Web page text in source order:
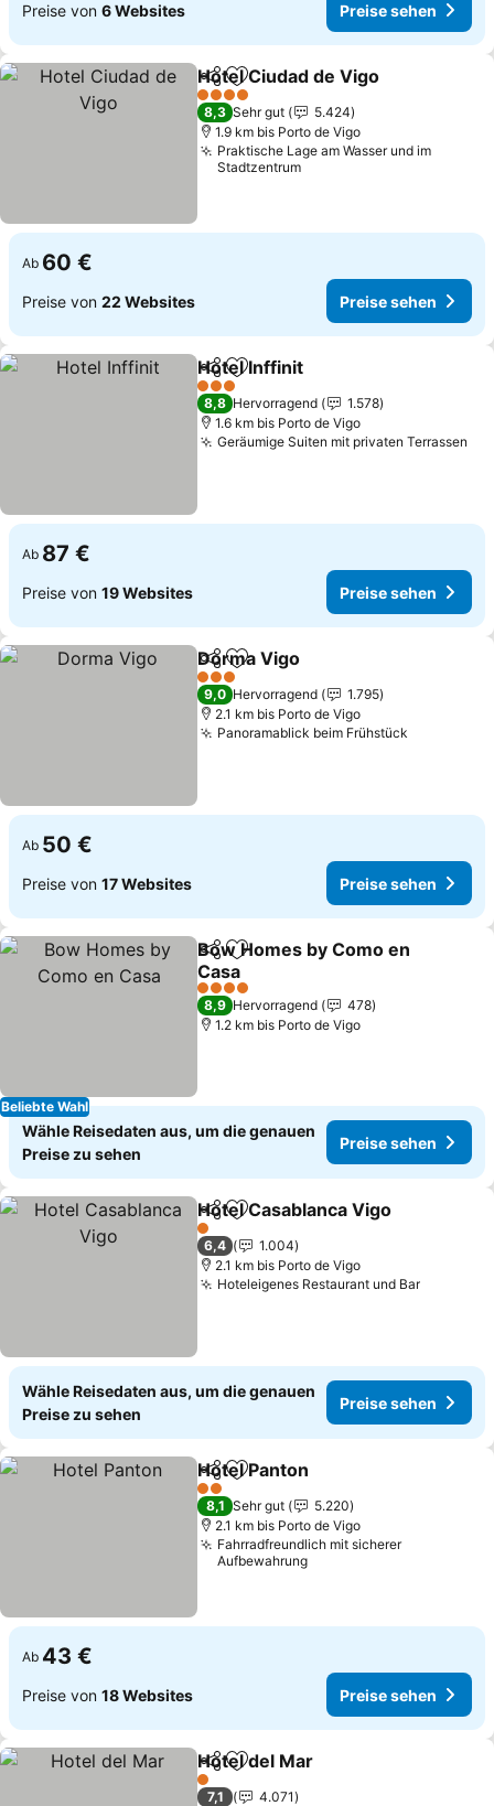
Preise von 6 Websites Preise sehen
TeilenZu Favoriten hinzufügen
Hotel Ciudad de Vigo
4 Sterne
8,3 Sehr gut
5.424
1.9 km bis Porto de Vigo
Praktische Lage am Wasser und im
Stadtzentrum
Ab 60 €
Preise von 22 Websites Preise sehen
TeilenZu Favoriten hinzufügen
Hotel Inffinit
3 Sterne
8,8 Hervorragend
1.578
1.6 km bis Porto de Vigo
Geräumige Suiten mit privaten Terrassen
Ab 87 €
Preise von 19 Websites Preise sehen
TeilenZu Favoriten hinzufügen
Dorma Vigo
3 Sterne
9,0 Hervorragend
1.795
2.1 km bis Porto de Vigo
Panoramablick beim Frühstück
Ab 50 €
Preise von 17 Websites Preise sehen
Beliebte Wahl
TeilenZu Favoriten hinzufügen
Bow Homes by Como en
Casa
4 Sterne
8,9 Hervorragend
478
1.2 km bis Porto de Vigo
Wähle Reisedaten aus, um die genauen
Preise zu sehen
Preise sehen
TeilenZu Favoriten hinzufügen
Hotel Casablanca Vigo
1 Sterne
6,4
1.004
2.1 km bis Porto de Vigo
Hoteleigenes Restaurant und Bar
Wähle Reisedaten aus, um die genauen
Preise zu sehen
Preise sehen
TeilenZu Favoriten hinzufügen
Hotel Panton
2 Sterne
8,1 Sehr gut
5.220
2.1 km bis Porto de Vigo
Fahrradfreundlich mit sicherer
Aufbewahrung
Ab 43 €
Preise von 18 Websites Preise sehen
TeilenZu Favoriten hinzufügen
Hotel del Mar
1 Sterne
7,1
4.071